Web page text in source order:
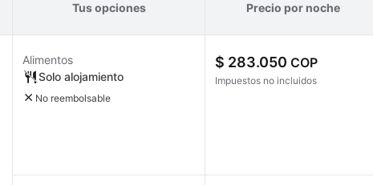
Tus opciones Precio por noche
Alimentos
Solo alojamiento
No reembolsable
$ 283.050 COP
Impuestos no incluidos